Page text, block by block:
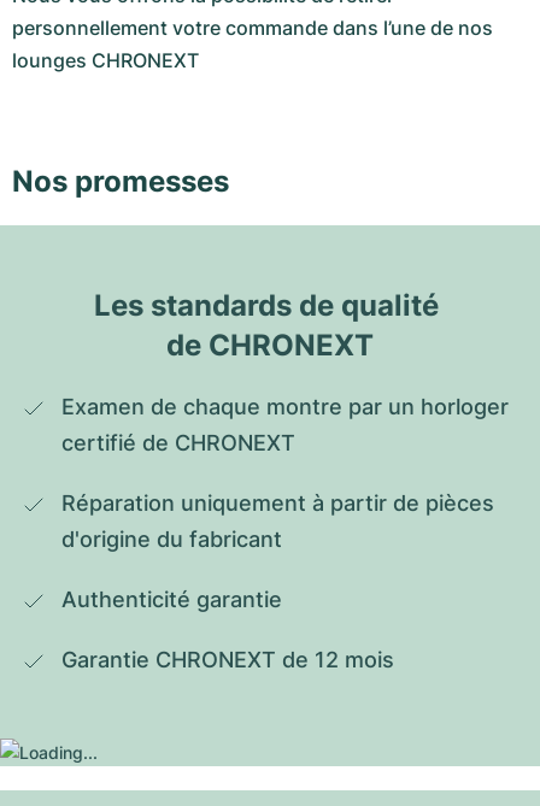
personnellement votre commande dans l’une de nos
lounges CHRONEXT
Nos promesses
Les standards de qualité
de CHRONEXT
Examen de chaque montre par un horloger
certifié de CHRONEXT
Réparation uniquement à partir de pièces
d'origine du fabricant
Authenticité garantie
Garantie CHRONEXT de 12 mois